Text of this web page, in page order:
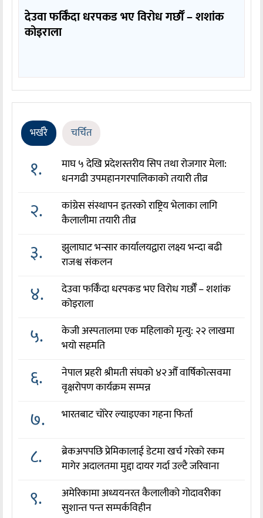
देउवा फर्किँदा धरपकड भए विरोध गर्छौँं – शशांक
कोइराला
भर्खरै चर्चित
१.
माघ ५ देखि प्रदेशस्तरीय सिप तथा रोजगार मेला:
धनगढी उपमहानगरपालिकाको तयारी तीव्र
२.
कांग्रेस संस्थापन इतरको राष्ट्रिय भेलाका लागि
कैलालीमा तयारी तीव्र
३.
झुलाघाट भन्सार कार्यालयद्वारा लक्ष्य भन्दा बढी
राजश्व संकलन
४.
देउवा फर्किँदा धरपकड भए विरोध गर्छौँं – शशांक
कोइराला
५.
केजी अस्पतालमा एक महिलाको मृत्यु: २२ लाखमा
भयो सहमति
६.
नेपाल प्रहरी श्रीमती संघको ४२औँ वार्षिकोत्सवमा
वृक्षरोपण कार्यक्रम सम्पन्न
७. भारतबाट चोरेर ल्याइएका गहना फिर्ता
८.
ब्रेकअपपछि प्रेमिकालाई डेटमा खर्च गरेको रकम
मागेर अदालतमा मुद्दा दायर गर्दा उल्टै जरिवाना
९.
अमेरिकामा अध्ययनरत कैलालीको गोदावरीका
सुशान्त पन्त सम्पर्कविहीन